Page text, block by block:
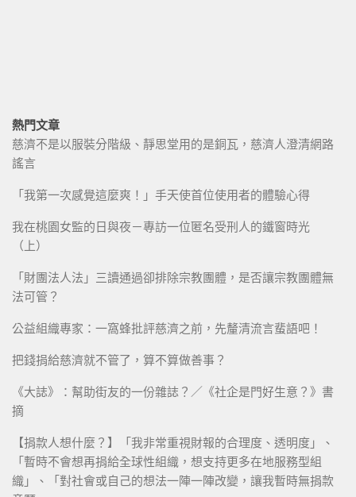
熱門文章
慈濟不是以服裝分階級、靜思堂用的是銅瓦，慈濟人澄清網路
謠言
「我第一次感覺這麼爽！」手天使首位使用者的體驗心得
我在桃園女監的日與夜－專訪一位匿名受刑人的鐵窗時光
（上）
「財團法人法」三讀通過卻排除宗教團體，是否讓宗教團體無
法可管？
公益組織專家：一窩蜂批評慈濟之前，先釐清流言蜚語吧！
把錢捐給慈濟就不管了，算不算做善事？
《大誌》：幫助街友的一份雜誌？／《社企是門好生意？》書
摘
【捐款人想什麼？】「我非常重視財報的合理度、透明度」、
「暫時不會想再捐給全球性組織，想支持更多在地服務型組
織」、「對社會或自己的想法一陣一陣改變，讓我暫時無捐款